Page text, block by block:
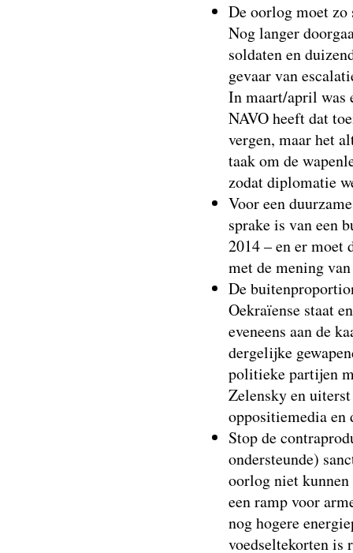
De oorlog moet
Nog langer
soldaten en
gevaar van
In maart/april was
NAVO heeft dat
vergen, maar het
taak om de
zodat diplomatie
Voor een
sprake is van een
2014 – en er moet
met de mening
De
Oekraïense staat
eveneens aan de
dergelijke
politieke partijen
Zelensky en
oppositiemedia en
Stop de
ondersteunde)
oorlog niet
een ramp voor
nog hogere
voedseltekorten is